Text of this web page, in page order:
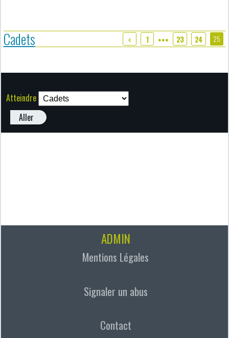
Cadets 1 ●●● 23 24 25
Atteindre
Aller
ADMIN
Mentions Légales
Signaler un abus
Contact